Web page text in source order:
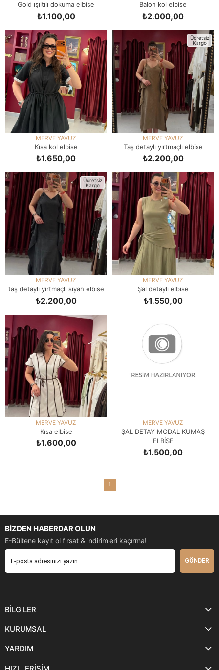
Gold ışıltılı dokuma elbise
₺1.100,00
SEPETE EKLE
Balon kol elbise
₺2.000,00
SEPETE EKLE
MERVE YAVUZ
Kısa kol elbise
₺1.650,00
SEPETE EKLE
Ücretsiz
Kargo
MERVE YAVUZ
Taş detaylı yırtmaçlı elbise
₺2.200,00
SEPETE EKLE
Ücretsiz
Kargo
MERVE YAVUZ
taş detaylı yırtmaçlı siyah elbise
₺2.200,00
SEPETE EKLE
MERVE YAVUZ
Şal detaylı elbise
₺1.550,00
MERVE YAVUZ
Kısa elbise
₺1.600,00
MERVE YAVUZ
ŞAL DETAY MODAL KUMAŞ
ELBİSE
₺1.500,00
1
BİZDEN HABERDAR OLUN
E-Bültene kayıt ol fırsat & indirimleri kaçırma!
GÖNDER
BİLGİLER
KURUMSAL
YARDIM